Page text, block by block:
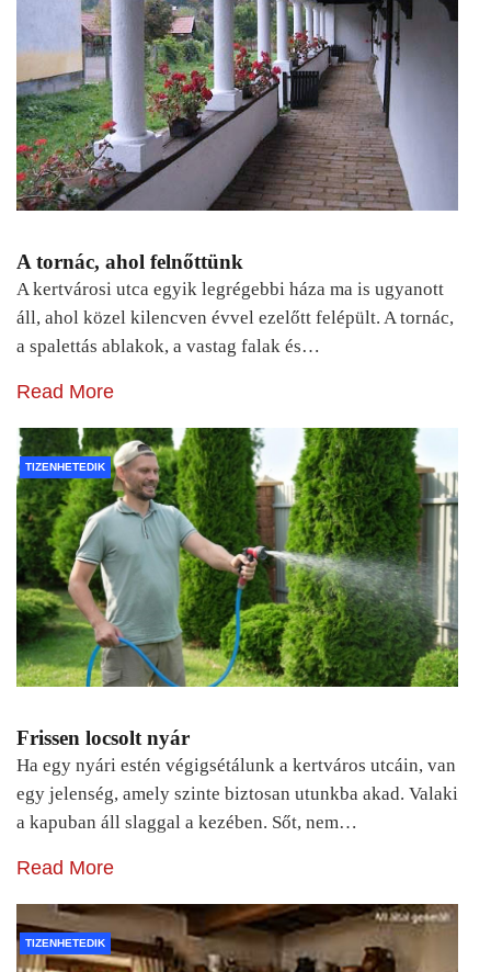
A tornác, ahol felnőttünk
A kertvárosi utca egyik legrégebbi háza ma is ugyanott
áll, ahol közel kilencven évvel ezelőtt felépült. A tornác,
a spalettás ablakok, a vastag falak és…
Read More
TIZENHETEDIK
Frissen locsolt nyár
Ha egy nyári estén végigsétálunk a kertváros utcáin, van
egy jelenség, amely szinte biztosan utunkba akad. Valaki
a kapuban áll slaggal a kezében. Sőt, nem…
Read More
TIZENHETEDIK